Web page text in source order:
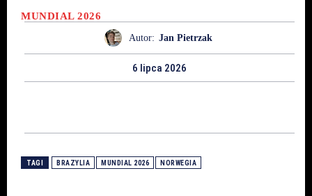
MUNDIAL 2026
Autor: Jan Pietrzak
6 lipca 2026
TAGI BRAZYLIA MUNDIAL 2026 NORWEGIA